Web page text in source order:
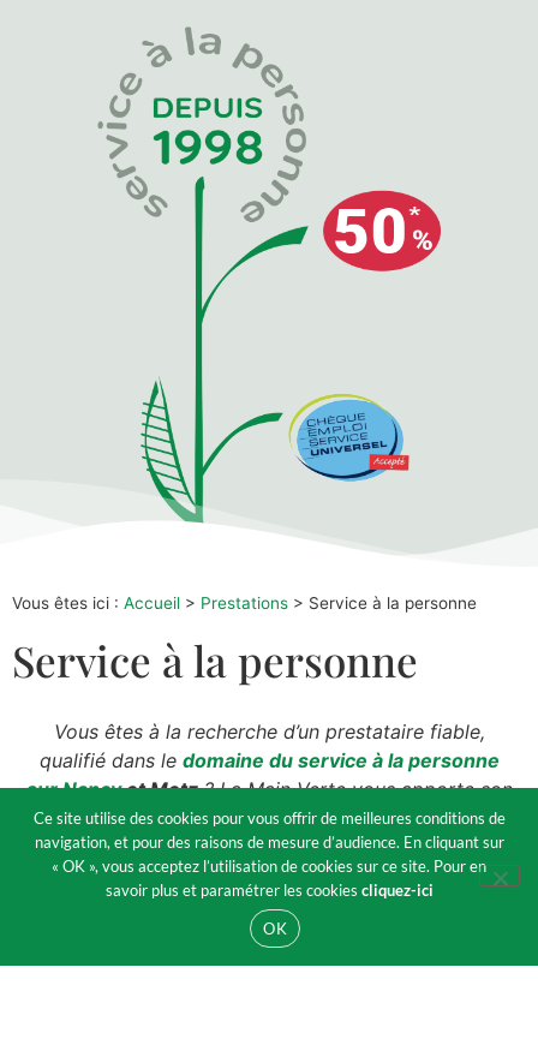
Vous êtes ici : Accueil > Prestations > Service à la personne
Service à la personne
Vous êtes à la recherche d’un prestataire fiable,
qualifié dans le domaine du service à la personne
sur Nancyet Metz? La Main Verte vous apporte son
savoir-faire et son expérience pour vous
accompagner dans l’entretien des jardins.
Profitez d'un jardin bien
entretenu tout au long de
l'année
Ce site utilise des cookies pour vous offrir de meilleures conditions de
navigation, et pour des raisons de mesure d’audience. En cliquant sur
« OK », vous acceptez l’utilisation de cookies sur ce site. Pour en
savoir plus et paramétrer les cookies cliquez-ici
OK